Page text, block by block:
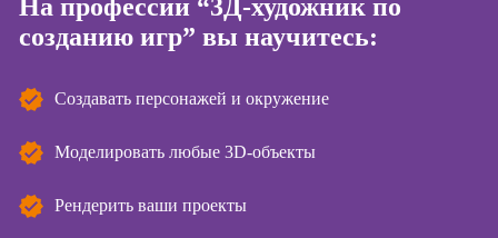
Курсы
На профессии “3Д-художник по
созданию игр” вы научитесь:
Создавать персонажей и окружение
Моделировать любые 3D-объекты
Рендерить ваши проекты